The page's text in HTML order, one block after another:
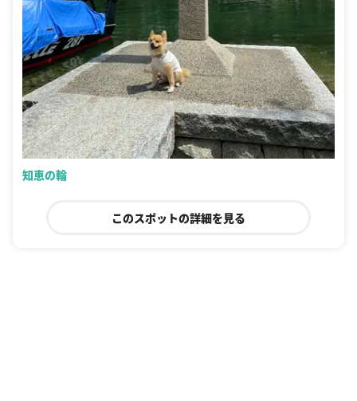
知恵の輪
このスポットの詳細を見る